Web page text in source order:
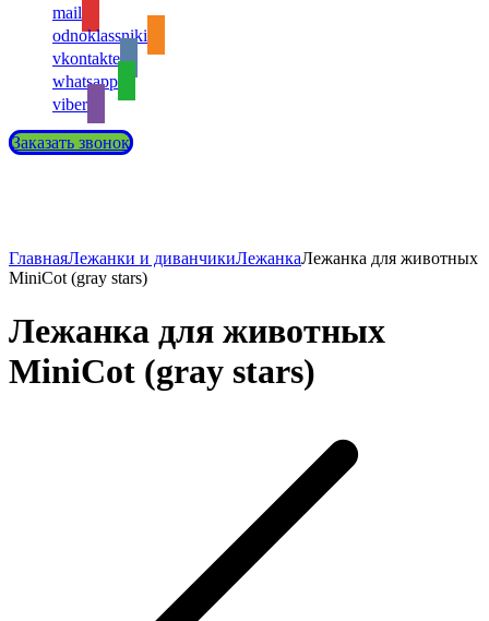
mail
odnoklassniki
vkontakte
whatsapp
viber
Заказать звонок
ГлавнаяЛежанки и диванчикиЛежанкаЛежанка для животных
MiniCot (gray stars)
Лежанка для животных
MiniCot (gray stars)